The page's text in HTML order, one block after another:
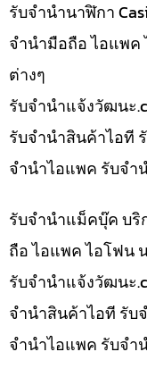
รับจำนำนาฬิกา
จำนำมือถือ ไอแพค
ต่างๆ
รับจํานําแจ้งวัฒนะ
รับจำนำสินค้าไอที
จำนำไอแพค รับจำ
รับจำนำแม็คบุ๊ค บริ
ถือ ไอแพค ไอโฟน
รับจํานําแจ้งวัฒนะ
จำนำสินค้าไอที รับ
จำนำไอแพค รับจำ